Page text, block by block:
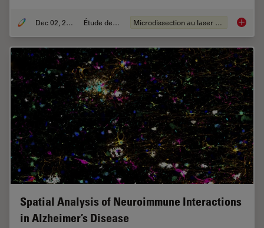
Dec 02, 2024 Étude de cas Microdissection au laser (LMD) Deep
Spatial Analysis of Neuroimmune Interactions
in Alzheimer’s Disease